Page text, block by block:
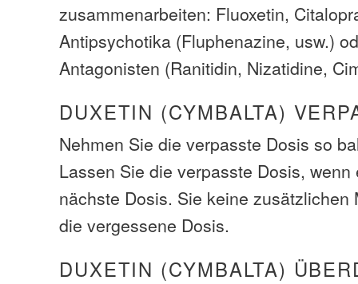
zusammenarbeiten: Fluoxetin,
Antipsychotika (Fluphenazine, usw.)
Antagonisten (Ranitidin, Nizatidine,
DUXETIN (CYMBALTA)
Nehmen Sie die verpasste Dosis so
Lassen Sie die verpasste Dosis,
nächste Dosis. Sie keine zusätzlichen
die vergessene Dosis.
DUXETIN (CYMBALTA)